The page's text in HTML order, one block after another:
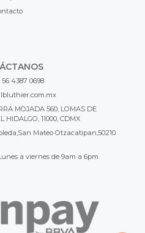
56 4387 0698
MOJADA 560, LOMAS DE
HIDALGO, 11000, CDMX
Mateo Otzacatipan,50210
a viernes de 9am a 6pm